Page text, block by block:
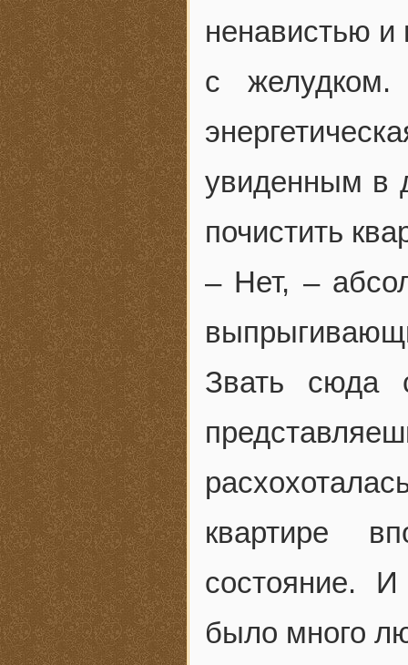
ненавистью и
с
увиденным в
почистить
– Нет, –
Звать сюда
квартире
состояние.
было много